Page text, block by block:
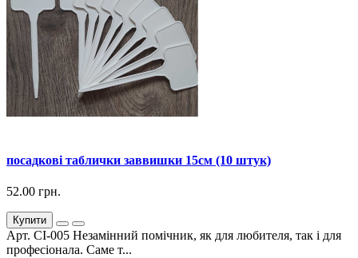
посадкові таблички заввишки 15см (10 штук)
52.00 грн.
Купити
Арт. СІ-005 Незамінний помічник, як для любителя, так і для
професіонала. Саме т...